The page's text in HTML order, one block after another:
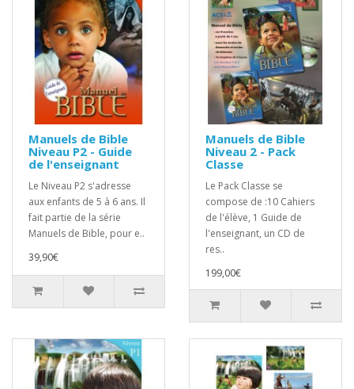
Manuels de Bible
Niveau P2 - Guide
de l'enseignant
Le Niveau P2 s'adresse
aux enfants de 5 à 6 ans. Il
fait partie de la série
Manuels de Bible, pour e..
39,90€
Manuels de Bible
Niveau 2 - Pack
Classe
Le Pack Classe se
compose de :10 Cahiers
de l'élève, 1 Guide de
l'enseignant, un CD de
res..
199,00€